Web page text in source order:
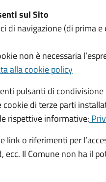
sul Sito
di navigazione (di prima
non è necessaria
alla cookie policy
pulsanti di
cookie di terze parti
rispettive informative:
link o riferimenti per
ecc. Il Comune non ha il